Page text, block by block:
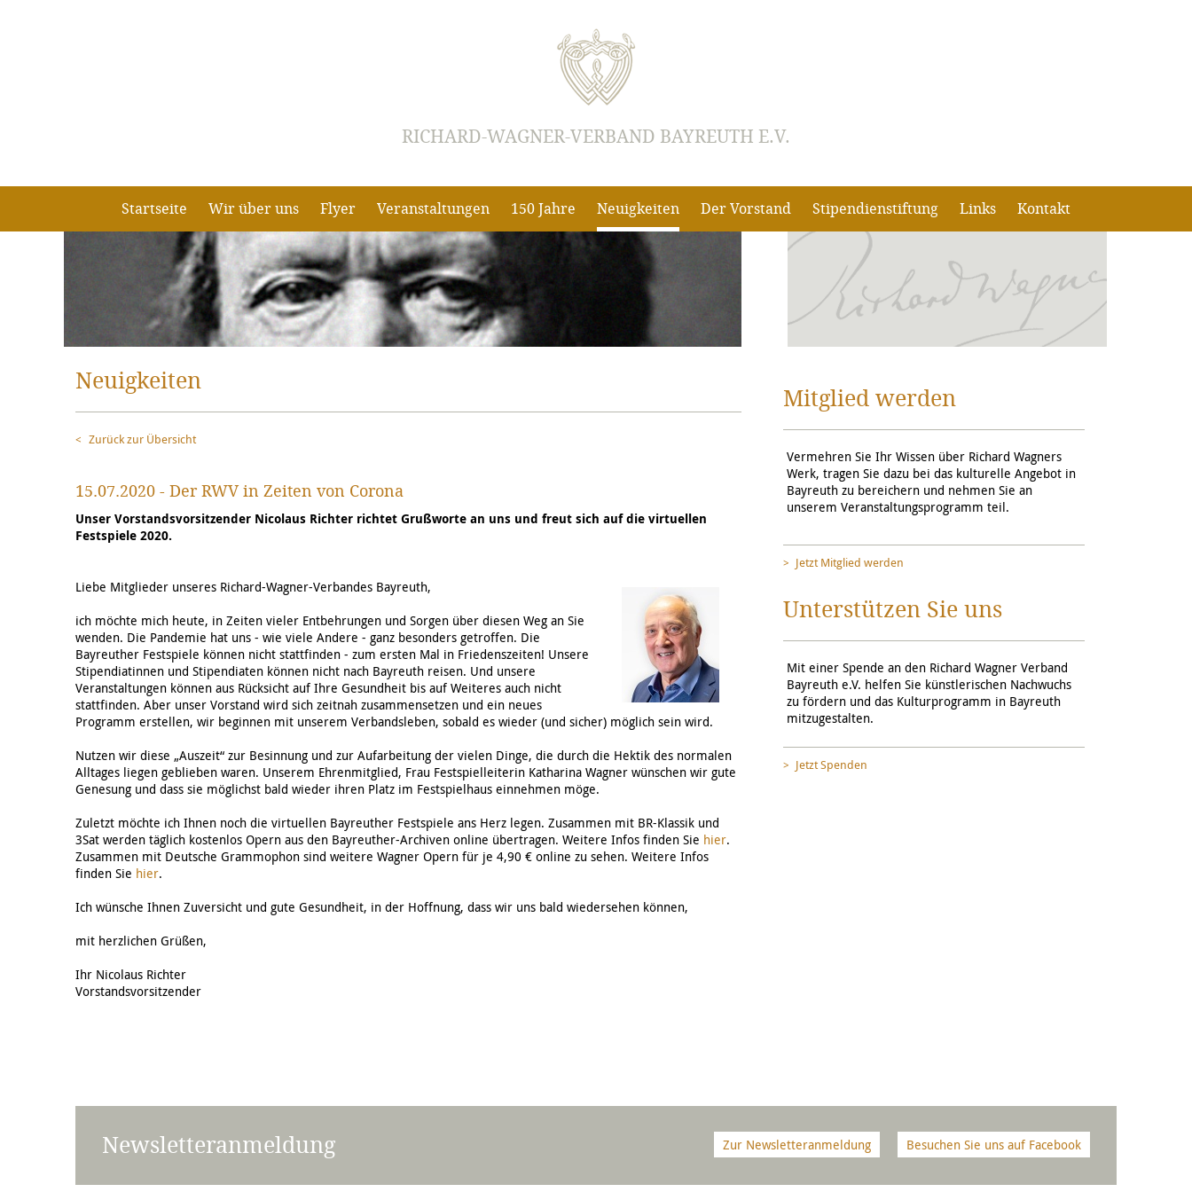
RICHARD-WAGNER-VERBAND BAYREUTH E.V.
Startseite Wir über uns Flyer Veranstaltungen 150 Jahre Neuigkeiten Der Vorstand Stipendienstiftung Links Kontakt
Neuigkeiten
Zurück zur Übersicht
15.07.2020 - Der RWV in Zeiten von Corona
Unser Vorstandsvorsitzender Nicolaus Richter richtet Grußworte an uns und freut sich auf die virtuellen
Festspiele 2020.
Liebe Mitglieder unseres Richard-Wagner-Verbandes Bayreuth,
ich möchte mich heute, in Zeiten vieler Entbehrungen und Sorgen über diesen Weg an Sie
wenden. Die Pandemie hat uns - wie viele Andere - ganz besonders getroffen. Die
Bayreuther Festspiele können nicht stattfinden - zum ersten Mal in Friedenszeiten! Unsere
Stipendiatinnen und Stipendiaten können nicht nach Bayreuth reisen. Und unsere
Veranstaltungen können aus Rücksicht auf Ihre Gesundheit bis auf Weiteres auch nicht
stattfinden. Aber unser Vorstand wird sich zeitnah zusammensetzen und ein neues
Programm erstellen, wir beginnen mit unserem Verbandsleben, sobald es wieder (und sicher) möglich sein wird.
Nutzen wir diese „Auszeit“ zur Besinnung und zur Aufarbeitung der vielen Dinge, die durch die Hektik des normalen
Alltages liegen geblieben waren. Unserem Ehrenmitglied, Frau Festspielleiterin Katharina Wagner wünschen wir gute
Genesung und dass sie möglichst bald wieder ihren Platz im Festspielhaus einnehmen möge.
Zuletzt möchte ich Ihnen noch die virtuellen Bayreuther Festspiele ans Herz legen. Zusammen mit BR-Klassik und
3Sat werden täglich kostenlos Opern aus den Bayreuther-Archiven online übertragen. Weitere Infos finden Sie hier.
Zusammen mit Deutsche Grammophon sind weitere Wagner Opern für je 4,90 € online zu sehen. Weitere Infos
finden Sie hier.
Ich wünsche Ihnen Zuversicht und gute Gesundheit, in der Hoffnung, dass wir uns bald wiedersehen können,
mit herzlichen Grüßen,
Ihr Nicolaus Richter
Vorstandsvorsitzender
Mitglied werden
Vermehren Sie Ihr Wissen über Richard Wagners
Werk, tragen Sie dazu bei das kulturelle Angebot in
Bayreuth zu bereichern und nehmen Sie an
unserem Veranstaltungsprogramm teil.
Jetzt Mitglied werden
Unterstützen Sie uns
Mit einer Spende an den Richard Wagner Verband
Bayreuth e.V. helfen Sie künstlerischen Nachwuchs
zu fördern und das Kulturprogramm in Bayreuth
mitzugestalten.
Jetzt Spenden
Newsletteranmeldung Besuchen Sie uns auf Facebook
Zur Newsletteranmeldung